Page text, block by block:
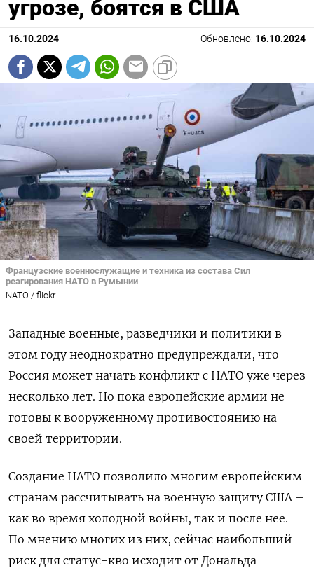
угрозе, боятся в США
16.10.2024 Обновлено: 16.10.2024
Французские военнослужащие и техника из состава Сил
реагирования НАТО в Румынии
NATO / flickr
Западные военные, разведчики и политики в
этом году неоднократно предупреждали, что
Россия может начать конфликт с НАТО уже через
несколько лет. Но пока европейские армии не
готовы к вооруженному противостоянию на
своей территории.
Создание НАТО позволило многим европейским
странам рассчитывать на военную защиту США –
как во время холодной войны, так и после нее.
По мнению многих из них, сейчас наибольший
риск для статус-кво исходит от Дональда